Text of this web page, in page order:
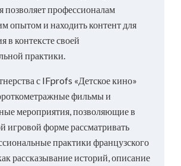
позволяет профессионалам
опытом и находить контент для
в контексте своей
практики.
с IFprofs «Детское кино»
фильмы и
мероприятия, позволяющие в
игровой форме рассматривать
практики французского
рассказывание историй, описание